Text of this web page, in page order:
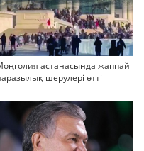
астанасында жаппай
шерулері өтті